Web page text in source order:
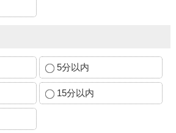
5分以内
15分以内